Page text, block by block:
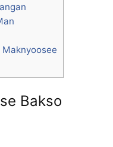
Maknyoosee
Bakso